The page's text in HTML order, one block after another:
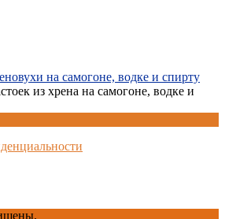
на самогоне, водке и спирту
из хрена на самогоне, водке и